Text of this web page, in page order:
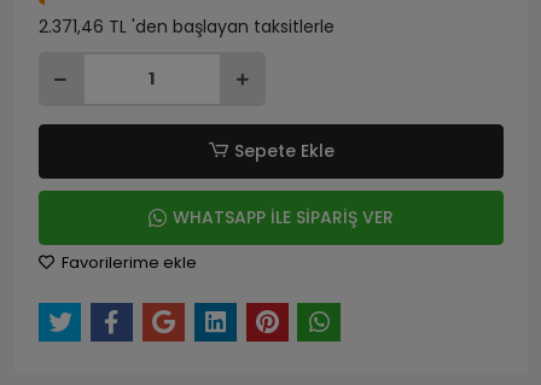
2.371,46 TL 'den başlayan taksitlerle
Sepete Ekle
WHATSAPP İLE SİPARİŞ VER
Favorilerime ekle